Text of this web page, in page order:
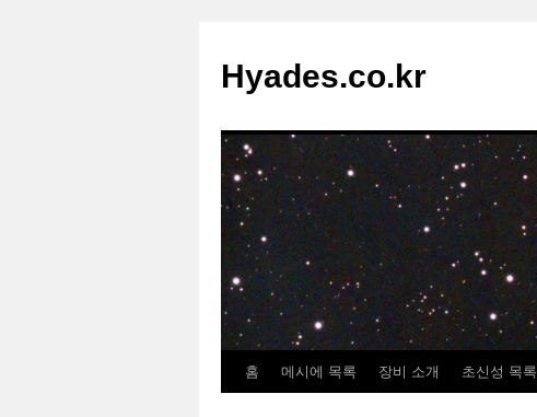
츠
로
너
뛰
기
Hyades.co.kr
홈 메시에 목록 장비 소개 초신성 목록